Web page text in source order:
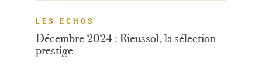
Décembre 2024 : Rieussol, la sélection
prestige
LES ECHOS